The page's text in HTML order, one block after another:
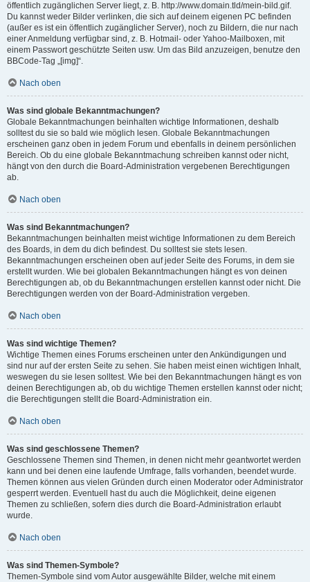
öffentlich zugänglichen Server liegt, z. B. http://www.domain.tld/mein-bild.gif.
Du kannst weder Bilder verlinken, die sich auf deinem eigenen PC befinden
(außer es ist ein öffentlich zugänglicher Server), noch zu Bildern, die nur nach
einer Anmeldung verfügbar sind, z. B. Hotmail- oder Yahoo-Mailboxen, mit
einem Passwort geschützte Seiten usw. Um das Bild anzuzeigen, benutze den
BBCode-Tag „[img]“.
Nach oben
Was sind globale Bekanntmachungen?
Globale Bekanntmachungen beinhalten wichtige Informationen, deshalb
solltest du sie so bald wie möglich lesen. Globale Bekanntmachungen
erscheinen ganz oben in jedem Forum und ebenfalls in deinem persönlichen
Bereich. Ob du eine globale Bekanntmachung schreiben kannst oder nicht,
hängt von den durch die Board-Administration vergebenen Berechtigungen
ab.
Nach oben
Was sind Bekanntmachungen?
Bekanntmachungen beinhalten meist wichtige Informationen zu dem Bereich
des Boards, in dem du dich befindest. Du solltest sie stets lesen.
Bekanntmachungen erscheinen oben auf jeder Seite des Forums, in dem sie
erstellt wurden. Wie bei globalen Bekanntmachungen hängt es von deinen
Berechtigungen ab, ob du Bekanntmachungen erstellen kannst oder nicht. Die
Berechtigungen werden von der Board-Administration vergeben.
Nach oben
Was sind wichtige Themen?
Wichtige Themen eines Forums erscheinen unter den Ankündigungen und
sind nur auf der ersten Seite zu sehen. Sie haben meist einen wichtigen Inhalt,
weswegen du sie lesen solltest. Wie bei den Bekanntmachungen hängt es von
deinen Berechtigungen ab, ob du wichtige Themen erstellen kannst oder nicht;
die Berechtigungen stellt die Board-Administration ein.
Nach oben
Was sind geschlossene Themen?
Geschlossene Themen sind Themen, in denen nicht mehr geantwortet werden
kann und bei denen eine laufende Umfrage, falls vorhanden, beendet wurde.
Themen können aus vielen Gründen durch einen Moderator oder Administrator
gesperrt werden. Eventuell hast du auch die Möglichkeit, deine eigenen
Themen zu schließen, sofern dies durch die Board-Administration erlaubt
wurde.
Nach oben
Was sind Themen-Symbole?
Themen-Symbole sind vom Autor ausgewählte Bilder, welche mit einem